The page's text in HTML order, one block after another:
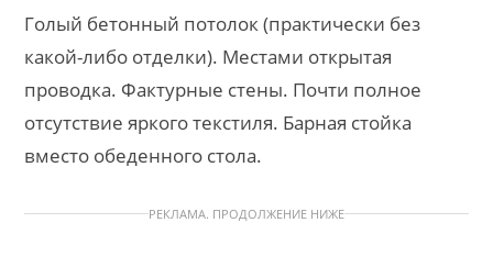
Голый бетонный потолок (практически без
какой-либо отделки). Местами открытая
проводка. Фактурные стены. Почти полное
отсутствие яркого текстиля. Барная стойка
вместо обеденного стола.
РЕКЛАМА. ПРОДОЛЖЕНИЕ НИЖЕ